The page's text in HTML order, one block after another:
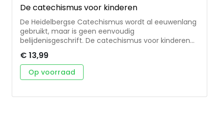
De catechismus voor kinderen
De Heidelbergse Catechismus wordt al eeuwenlang
gebruikt, maar is geen eenvoudig
belijdenisgeschrift. De catechismus voor kinderen
helpen om de soms moeilijke woorden te begrijpen.
Daarvoor is de inhoud bewerkt tot korte,
eenvoudige teksten. De persoonlijke toon is erop
Catechismus al lezende en lerende eigen maken.
€ 13,99
Op voorraad